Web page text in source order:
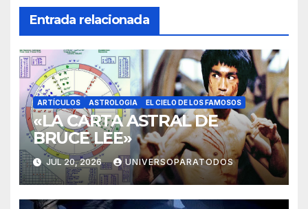
Entrada relacionada
ARTÍCULOS ASTROLOGIA EL CIELO DE LOS FAMOSOS
«LA CARTA ASTRAL DE
BRUCE LEE»
JUL 20, 2026 UNIVERSOPARATODOS